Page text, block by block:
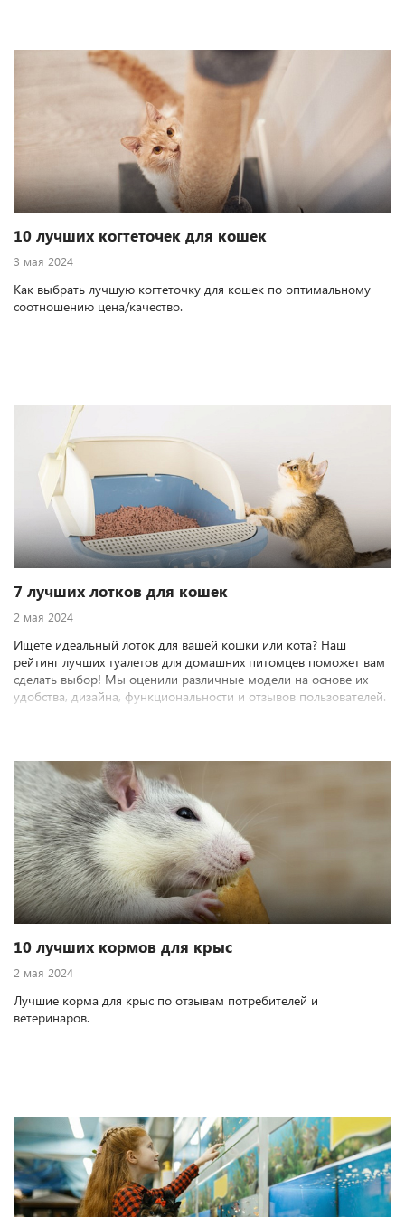
10 лучших когтеточек для кошек
3 мая 2024
Как выбрать лучшую когтеточку для кошек по оптимальному
соотношению цена/качество.
7 лучших лотков для кошек
2 мая 2024
Ищете идеальный лоток для вашей кошки или кота? Наш
рейтинг лучших туалетов для домашних питомцев поможет вам
сделать выбор! Мы оценили различные модели на основе их
удобства, дизайна, функциональности и отзывов пользователей.
10 лучших кормов для крыс
2 мая 2024
Лучшие корма для крыс по отзывам потребителей и
ветеринаров.